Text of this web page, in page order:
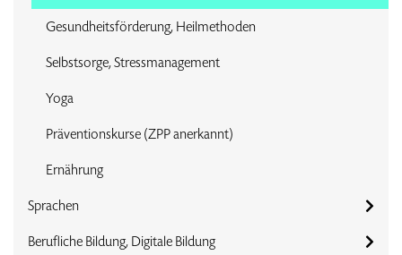
Gesundheitsförderung, Heilmethoden
Selbstsorge, Stressmanagement
Yoga
Präventionskurse (ZPP anerkannt)
Ernährung
Sprachen
Berufliche Bildung, Digitale Bildung